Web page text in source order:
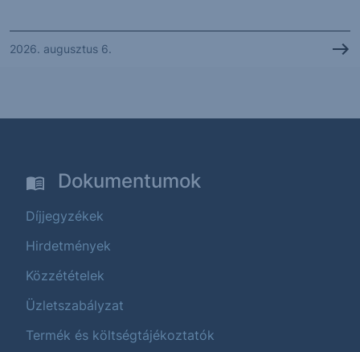
2026. augusztus 6.
Dokumentumok
Díjjegyzékek
Hirdetmények
Közzétételek
Üzletszabályzat
Termék és költségtájékoztatók